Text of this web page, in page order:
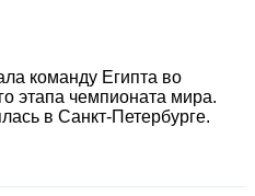
команду Египта во
этапа чемпионата мира.
в Санкт-Петербурге.